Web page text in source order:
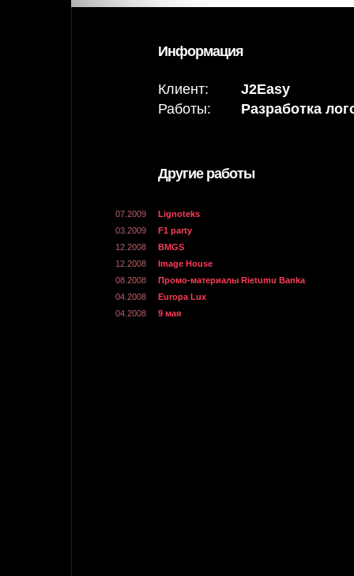
Информация
Клиент:
J2Easy
Работы:
Разработка
Другие работы
07.2009
Lignoteks
03.2009
F1 party
12.2008
BMGS
12.2008
Image House
08.2008
Промо-материалы Rietumu Banka
04.2008
Europa Lux
04.2008
9 мая